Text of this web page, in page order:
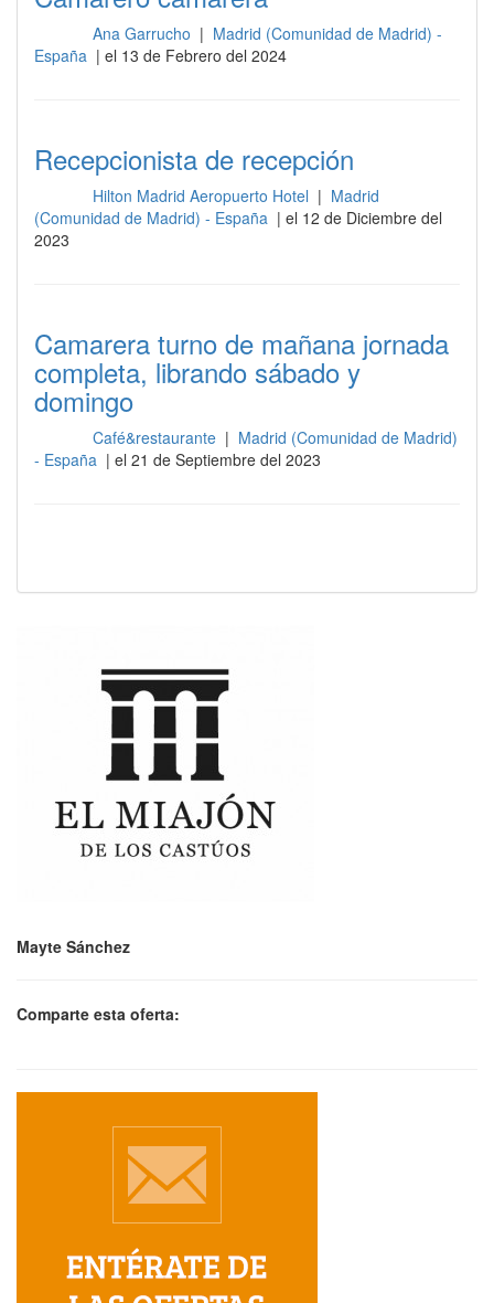
Ana Garrucho | Madrid (Comunidad de Madrid) -
España | el 13 de Febrero del 2024
Recepcionista de recepción
Hilton Madrid Aeropuerto Hotel | Madrid
(Comunidad de Madrid) - España | el 12 de Diciembre del
2023
Camarera turno de mañana jornada
completa, librando sábado y
domingo
Café&restaurante | Madrid (Comunidad de Madrid)
- España | el 21 de Septiembre del 2023
Mayte Sánchez
Comparte esta oferta: